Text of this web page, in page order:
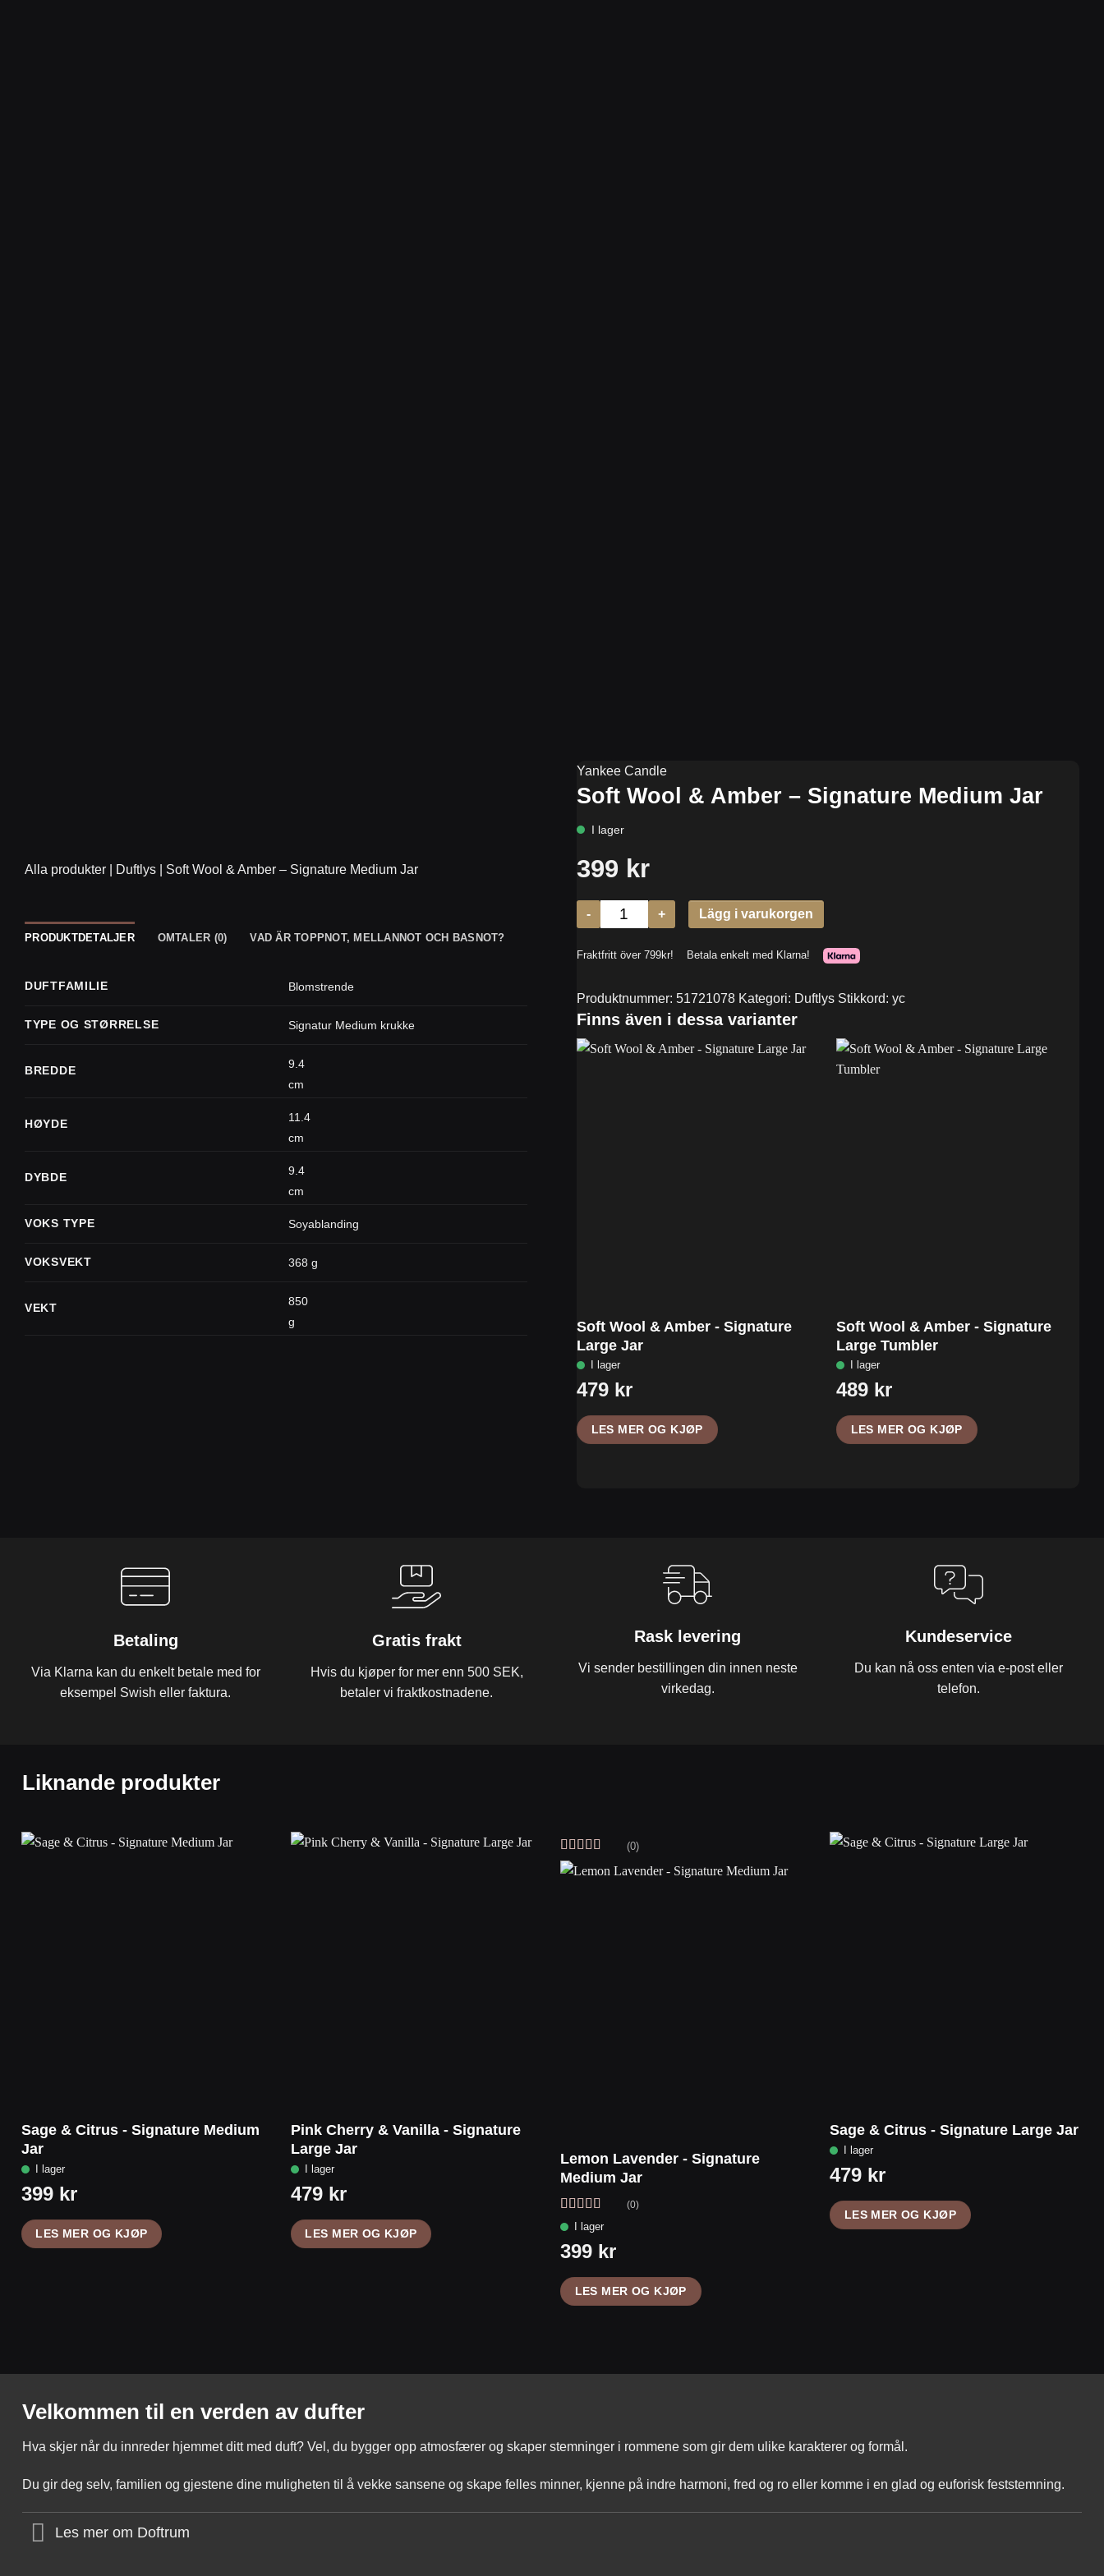
Alla produkter Duftlys Soft Wool & Amber – Signature Medium Jar
PRODUKTDETALJER OMTALER (0) VAD ÄR TOPPNOT, MELLANNOT OCH BASNOT?
DUFTFAMILIE Blomstrende
TYPE OG STØRRELSE Signatur Medium krukke
BREDDE
9.4
cm
HØYDE
11.4
cm
DYBDE
9.4
cm
VOKS TYPE Soyablanding
VOKSVEKT 368 g
VEKT
850
g
Yankee Candle
Soft Wool & Amber – Signature Medium Jar
Produktnummer: 51721078 Kategori: Duftlys Stikkord: yc
Finns även i dessa varianter
Soft Wool & Amber - Signature
Large Jar
LES MER OG KJØP
Soft Wool & Amber - Signature
Large Tumbler
LES MER OG KJØP
Betaling
Via Klarna kan du enkelt betale med for
eksempel Swish eller faktura.
Gratis frakt
Hvis du kjøper for mer enn 500 SEK,
betaler vi fraktkostnadene.
Rask levering
Vi sender bestillingen din innen neste
virkedag.
Kundeservice
Du kan nå oss enten via e-post eller
telefon.
Liknande produkter
Sage & Citrus - Signature Medium
Jar
LES MER OG KJØP
Pink Cherry & Vanilla - Signature
Large Jar
LES MER OG KJØP
Vurdert
av
5
(0)
Lemon Lavender - Signature
Medium Jar
Vurdert5
(0)
LES MER OG KJØP
Sage & Citrus - Signature Large Jar
LES MER OG KJØP
Velkommen til en verden av dufter
Hva skjer når du innreder hjemmet ditt med duft? Vel, du bygger opp atmosfærer og skaper stemninger i rommene som gir dem ulike karakterer og formål.
Du gir deg selv, familien og gjestene dine muligheten til å vekke sansene og skape felles minner, kjenne på indre harmoni, fred og ro eller komme i en glad og euforisk feststemning.
Les mer om Doftrum